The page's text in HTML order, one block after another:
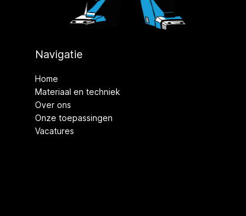
Navigatie
Home
Materiaal en techniek
Over ons
Onze toepassingen
Vacatures